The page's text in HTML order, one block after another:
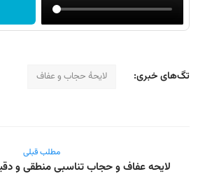
تگ‌های خبری: لایحهٔ حجاب و عفاف
مطلب قبلی
لایحه عفاف و حجاب تناسبی منطقی‌ و دقیقی